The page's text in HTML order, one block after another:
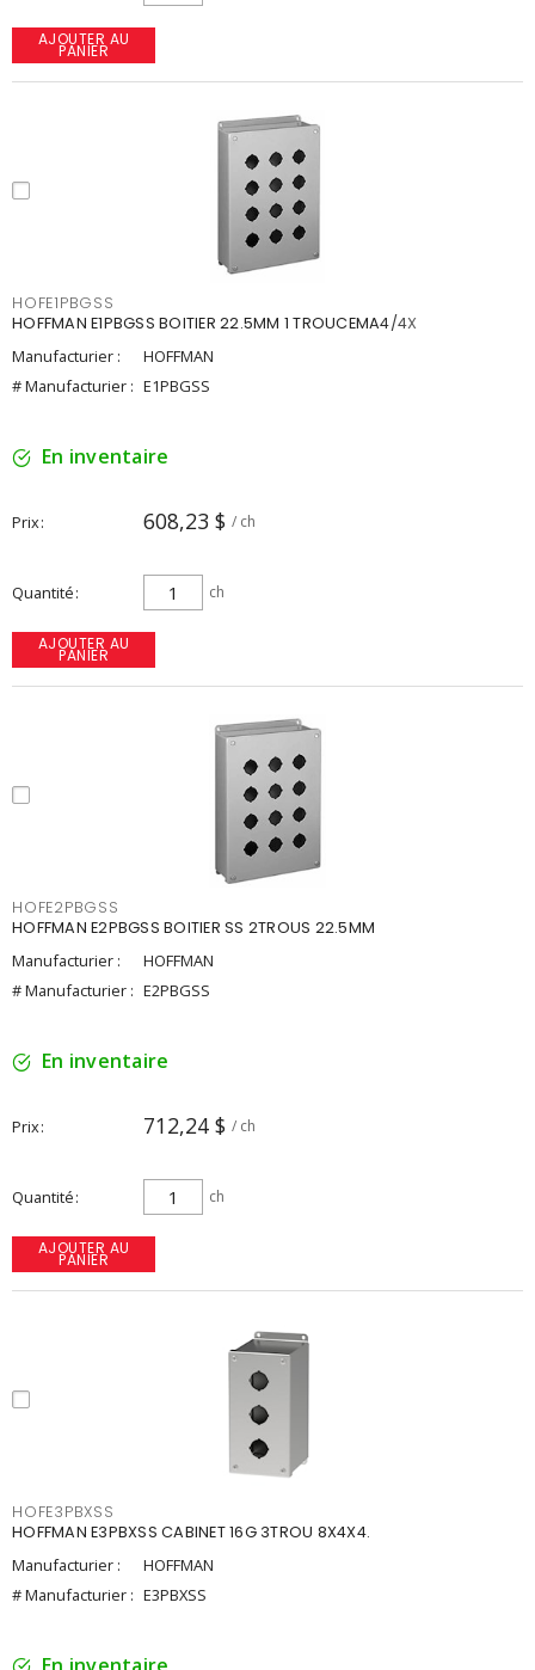
AJOUTER AU
PANIER
HOFE1PBGSS
HOFFMAN E1PBGSS BOITIER 22.5MM 1 TROUCEMA4/4X
Manufacturier :
HOFFMAN
# Manufacturier : E1PBGSS
En inventaire
Prix 608,23 $ / ch
Quantité ch
AJOUTER AU
PANIER
HOFE2PBGSS
HOFFMAN E2PBGSS BOITIER SS 2TROUS 22.5MM
Manufacturier :
HOFFMAN
# Manufacturier : E2PBGSS
En inventaire
Prix 712,24 $ / ch
Quantité ch
AJOUTER AU
PANIER
HOFE3PBXSS
HOFFMAN E3PBXSS CABINET 16G 3TROU 8X4X4.
Manufacturier :
HOFFMAN
# Manufacturier : E3PBXSS